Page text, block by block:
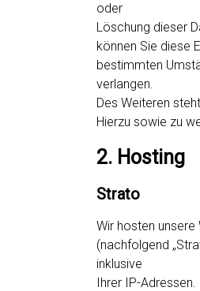
oder
Löschung dieser
können Sie diese
bestimmten
verlangen.
Des Weiteren
Hierzu sowie zu
2. Hosting
Strato
Wir hosten
(nachfolgend
inklusive
Ihrer IP-Adressen.